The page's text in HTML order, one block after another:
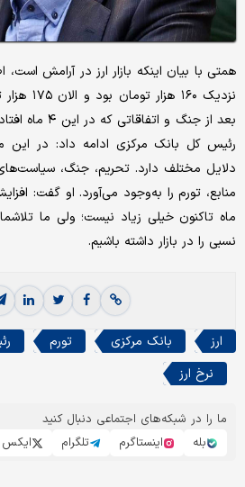
نزدیک
رئیس کل بانک مرکزی ادامه داد: در این
دلایل مختلف دارد. تحریم، جنگ،
ماه تاکنون خیلی زیاد نیست؛ ولی ما
نسبی را در بازار داشته باشیم.
ارز بانک مرکزی تورم
نرخ ارز
ما را در شبکه‌های اجتماعی دنبال کنید
بله
اینستاگرم تلگرام ایکس